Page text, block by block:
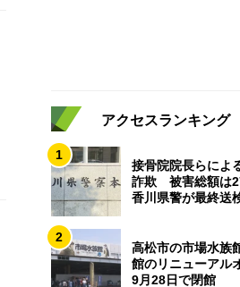
アクセスランキング
1
接骨院院長らによ
詐欺 被害総額は
香川県警が最終送
2
高松市の市場水
館のリニューアル
9月28日で閉館